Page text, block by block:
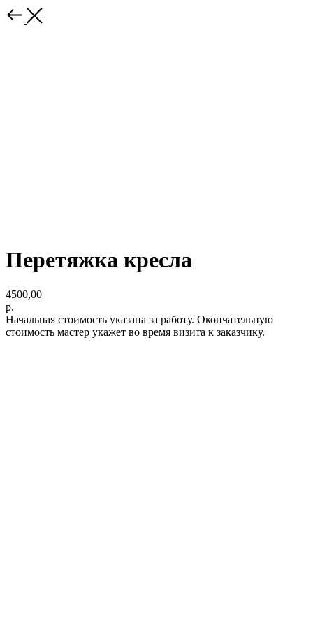
Перетяжка кресла
4500,00
р.
Начальная стоимость указана за работу. Окончательную
стоимость мастер укажет во время визита к заказчику.